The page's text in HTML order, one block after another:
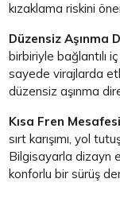
kızaklama riskini
Düzensiz Aşınma
birbiriyle bağlantılı
sayede virajlarda
düzensiz aşınma
Kısa Fren
sırt karışımı, yol
Bilgisayarla dizayn
konforlu bir sürüş